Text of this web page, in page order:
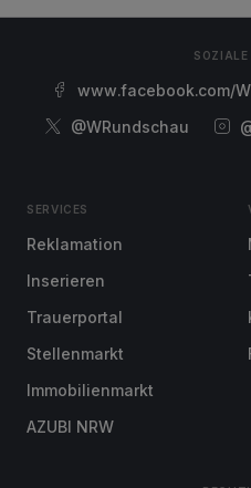
SOZIALE
www.facebook.com/
@WRundschau
SERVICES
Reklamation
Inserieren
Trauerportal
Stellenmarkt
Immobilienmarkt
AZUBI NRW